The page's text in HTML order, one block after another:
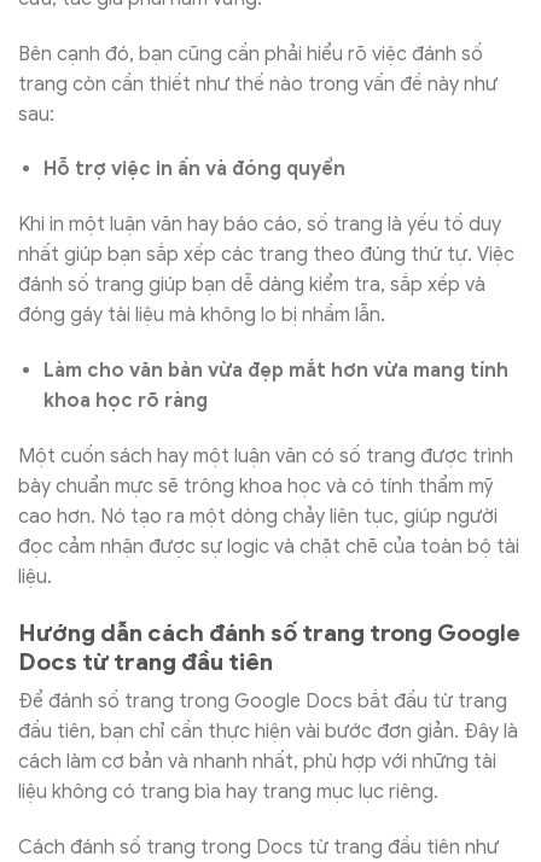
Bên cạnh đó, bạn cũng cần phải hiểu rõ việc đánh số
trang còn cần thiết như thế nào trong vấn đề này như
sau:
Hỗ trợ việc in ấn và đóng quyển
Khi in một luận văn hay báo cáo, số trang là yếu tố duy
nhất giúp bạn sắp xếp các trang theo đúng thứ tự. Việc
đánh số trang giúp bạn dễ dàng kiểm tra, sắp xếp và
đóng gáy tài liệu mà không lo bị nhầm lẫn.
Làm cho văn bản vừa đẹp mắt hơn vừa mang tính
khoa học rõ ràng
Một cuốn sách hay một luận văn có số trang được trình
bày chuẩn mực sẽ trông khoa học và có tính thẩm mỹ
cao hơn. Nó tạo ra một dòng chảy liên tục, giúp người
đọc cảm nhận được sự logic và chặt chẽ của toàn bộ tài
liệu.
Hướng dẫn cách đánh số trang trong Google
Docs từ trang đầu tiên
Để đánh số trang trong Google Docs bắt đầu từ trang
đầu tiên, bạn chỉ cần thực hiện vài bước đơn giản. Đây là
cách làm cơ bản và nhanh nhất, phù hợp với những tài
liệu không có trang bìa hay trang mục lục riêng.
Cách đánh số trang trong Docs từ trang đầu tiên như